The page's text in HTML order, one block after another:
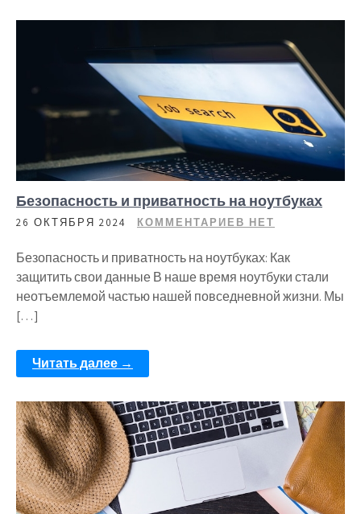
Безопасность и приватность на ноутбуках
26 ОКТЯБРЯ 2024 КОММЕНТАРИЕВ НЕТ
Безопасность и приватность на ноутбуках: Как
защитить свои данные В наше время ноутбуки стали
неотъемлемой частью нашей повседневной жизни. Мы
[…]
Читать далее →